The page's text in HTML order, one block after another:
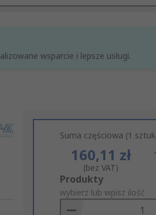
wsparcie i lepsze usługi.
Suma częściowa (1
160,11 zł
(bez VAT)
Add
to
Basket
Produkty
wybierz lub wpisz ilość